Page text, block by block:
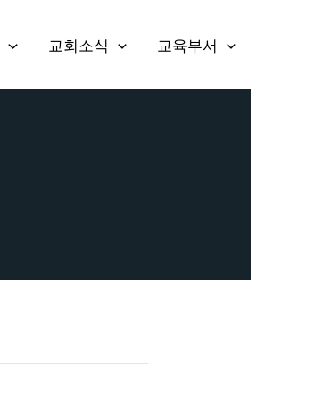
교회소식 교육부서